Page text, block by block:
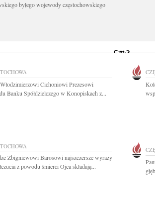
byłego wojewody częstochowskiego
Cichoniowi Prezesowi
Banku Spółdzielczego w Konopiskach z...
Zbigniewowi Barosowi najszczersze wyrazy
z powodu śmierci Ojca składają...